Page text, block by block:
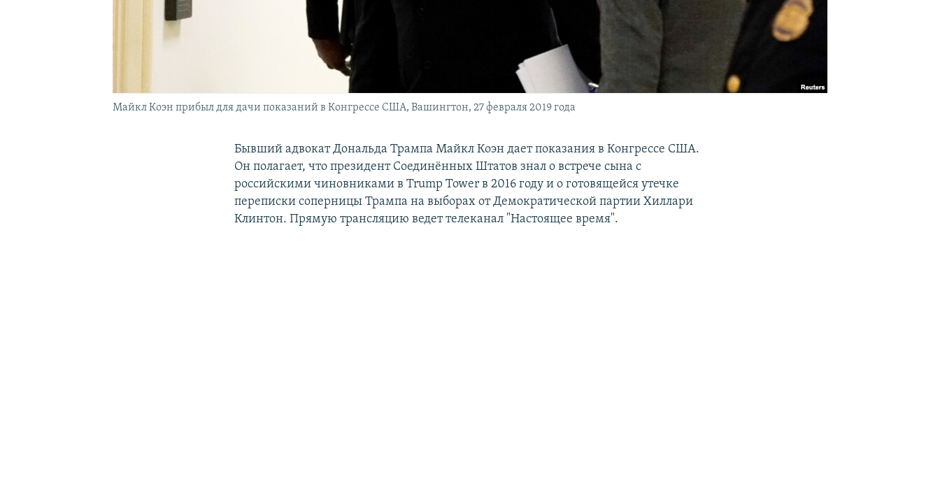
Майкл Коэн прибыл для дачи показаний в Конгрессе США, Вашингтон, 27 февраля 2019 года
Бывший адвокат Дональда Трампа Майкл Коэн дает показания в Конгрессе США.
Он полагает, что президент Соединённых Штатов знал о встрече сына с
российскими чиновниками в Trump Tower в 2016 году и о готовящейся утечке
переписки соперницы Трампа на выборах от Демократической партии Хиллари
Клинтон. Прямую трансляцию ведет телеканал "Настоящее время".